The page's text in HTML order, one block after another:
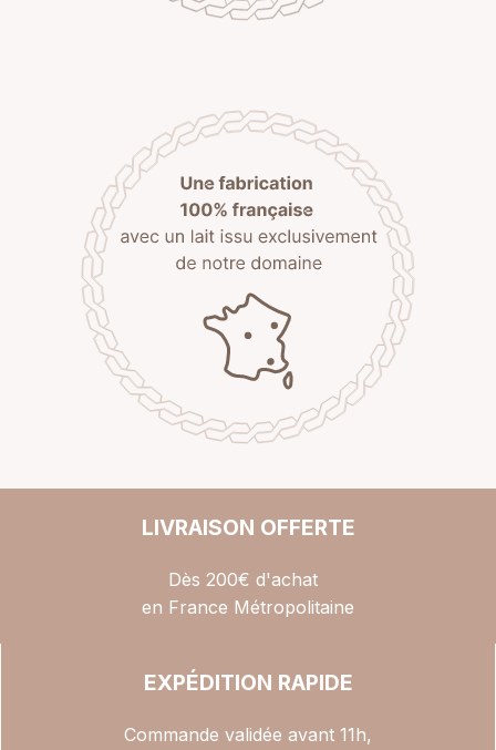
LIVRAISON OFFERTE
Dès 200€ d'achat
en France Métropolitaine
EXPÉDITION RAPIDE
Commande validée avant 11h,